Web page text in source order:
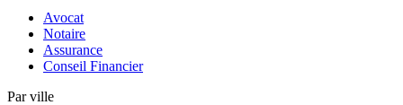
Avocat
Notaire
Assurance
Conseil Financier
Par ville